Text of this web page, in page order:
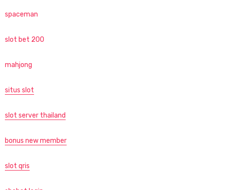
spaceman
slot bet 200
mahjong
situs slot
slot server thailand
bonus new member
slot qris